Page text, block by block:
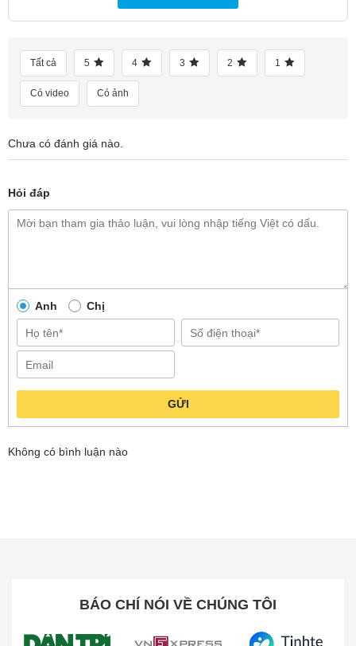
Tất cả 5 4 3 2 1
Có video Có ảnh
Chưa có đánh giá nào.
Hỏi đáp
Anh Chị
GỬI
Không có bình luận nào
BÁO CHÍ NÓI VỀ CHÚNG TÔI